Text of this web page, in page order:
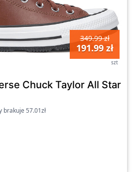
349.99 zł
191.99 zł
szt
Chuck Taylor All Star
57.01zł